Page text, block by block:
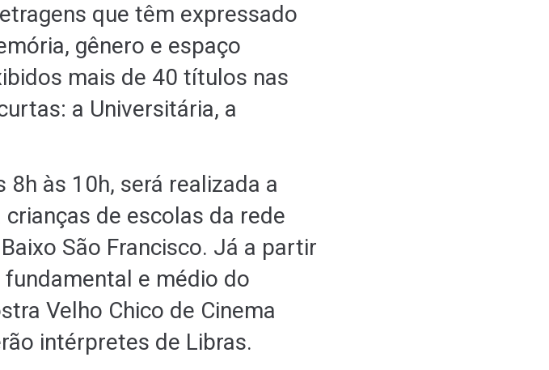
que têm expressado
gênero e espaço
mais de 40 títulos nas
a Universitária, a
às 10h, será realizada a
de escolas da rede
São Francisco. Já a partir
e médio do
Velho Chico de Cinema
intérpretes de Libras.